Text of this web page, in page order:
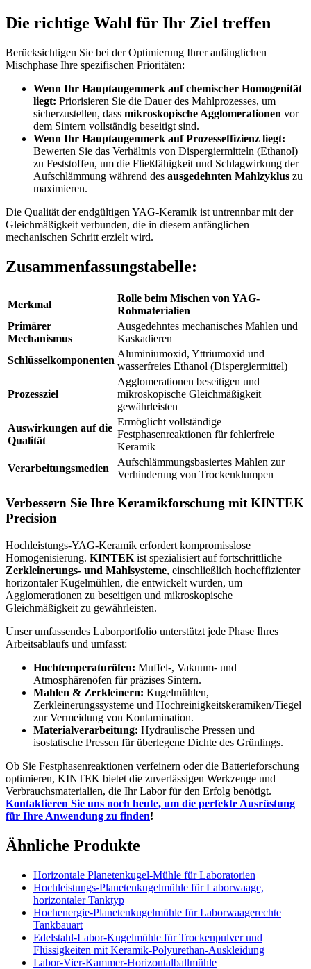
Die richtige Wahl für Ihr Ziel treffen
Berücksichtigen Sie bei der Optimierung Ihrer anfänglichen
Mischphase Ihre spezifischen Prioritäten:
Wenn Ihr Hauptaugenmerk auf chemischer Homogenität
liegt: Priorisieren Sie die Dauer des Mahlprozesses, um
sicherzustellen, dass mikroskopische Agglomerationen vor
dem Sintern vollständig beseitigt sind.
Wenn Ihr Hauptaugenmerk auf Prozesseffizienz liegt:
Bewerten Sie das Verhältnis von Dispergiermitteln (Ethanol)
zu Feststoffen, um die Fließfähigkeit und Schlagwirkung der
Aufschlämmung während des ausgedehnten Mahlzyklus zu
maximieren.
Die Qualität der endgültigen YAG-Keramik ist untrennbar mit der
Gleichmäßigkeit verbunden, die in diesem anfänglichen
mechanischen Schritt erzielt wird.
Zusammenfassungstabelle:
Merkmal
Rolle beim Mischen von YAG-
Rohmaterialien
Primärer
Mechanismus
Ausgedehntes mechanisches Mahlen und
Kaskadieren
Schlüsselkomponenten
Aluminiumoxid, Yttriumoxid und
wasserfreies Ethanol (Dispergiermittel)
Prozessziel
Agglomerationen beseitigen und
mikroskopische Gleichmäßigkeit
gewährleisten
Auswirkungen auf die
Qualität
Ermöglicht vollständige
Festphasenreaktionen für fehlerfreie
Keramik
Verarbeitungsmedien
Aufschlämmungsbasiertes Mahlen zur
Verhinderung von Trockenklumpen
Verbessern Sie Ihre Keramikforschung mit KINTEK
Precision
Hochleistungs-YAG-Keramik erfordert kompromisslose
Homogenisierung. KINTEK ist spezialisiert auf fortschrittliche
Zerkleinerungs- und Mahlsysteme, einschließlich hocheffizienter
horizontaler Kugelmühlen, die entwickelt wurden, um
Agglomerationen zu beseitigen und mikroskopische
Gleichmäßigkeit zu gewährleisten.
Unser umfassendes Laborportfolio unterstützt jede Phase Ihres
Arbeitsablaufs und umfasst:
Hochtemperaturöfen: Muffel-, Vakuum- und
Atmosphärenöfen für präzises Sintern.
Mahlen & Zerkleinern: Kugelmühlen,
Zerkleinerungssysteme und Hochreinigkeitskeramiken/Tiegel
zur Vermeidung von Kontamination.
Materialverarbeitung: Hydraulische Pressen und
isostatische Pressen für überlegene Dichte des Grünlings.
Ob Sie Festphasenreaktionen verfeinern oder die Batterieforschung
optimieren, KINTEK bietet die zuverlässigen Werkzeuge und
Verbrauchsmaterialien, die Ihr Labor für den Erfolg benötigt.
Kontaktieren Sie uns noch heute, um die perfekte Ausrüstung
für Ihre Anwendung zu finden!
Ähnliche Produkte
Horizontale Planetenkugel-Mühle für Laboratorien
Hochleistungs-Planetenkugelmühle für Laborwaage,
horizontaler Tanktyp
Hochenergie-Planetenkugelmühle für Laborwaagerechte
Tankbauart
Edelstahl-Labor-Kugelmühle für Trockenpulver und
Flüssigkeiten mit Keramik-Polyurethan-Auskleidung
Labor-Vier-Kammer-Horizontalballmühle